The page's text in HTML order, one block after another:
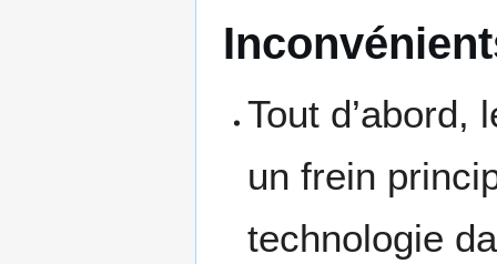
Tout d’abord,
un frein
technologie